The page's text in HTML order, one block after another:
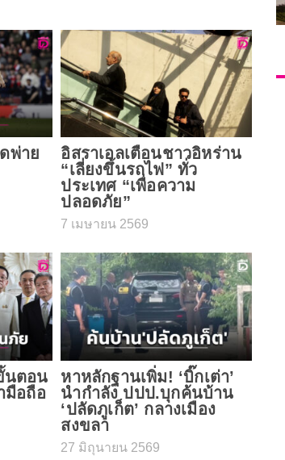
พ่าย
อิสราเอลเตือนชาวอิหร่าน
“เลี่ยงขึ้นรถไฟ” ทั่ว
ประเทศ “เพื่อความ
ปลอดภัย”
7 เมษายน 2569
นตอน​
มือถือ
หาหลักฐานเพิ่ม! ‘บิ๊กเต่า’
นำกำลัง ปปป.บุกค้นบ้าน
‘ปลัดภูเก็ต’ กลางเมือง
สงขลา
27 มิถุนายน 2569